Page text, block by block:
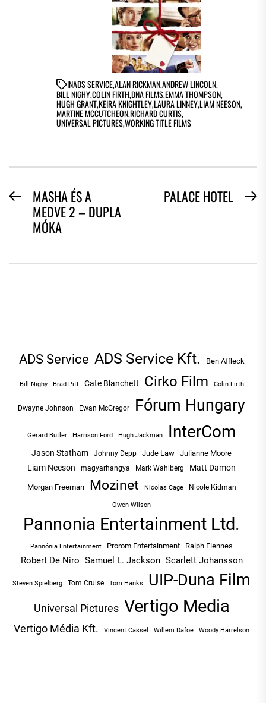
INADS SERVICE,ALAN RICKMAN,ANDREW LINCOLN,
BILL NIGHY,COLIN FIRTH,DNA FILMS,EMMA THOMPSON,
HUGH GRANT,KEIRA KNIGHTLEY,LAURA LINNEY,LIAM NEESON,
MARTINE MCCUTCHEON,RICHARD CURTIS,
UNIVERSAL PICTURES,WORKING TITLE FILMS
BEJEGYZÉS
NAVIGÁCIÓ
PreviousMASHA ÉS A
MEDVE 2 – DUPLA
MÓKA
PALACE HOTEL
ADS Service ADS Service Kft. Ben Affleck
Bill Nighy Brad Pitt Cate Blanchett Cirko Film Colin Firth
Dwayne Johnson Ewan McGregor Fórum Hungary
Gerard Butler Harrison Ford Hugh Jackman InterCom
Jason Statham Johnny Depp Jude Law Julianne Moore
Liam Neeson magyarhangya Mark Wahlberg Matt Damon
Morgan Freeman Mozinet Nicolas Cage Nicole Kidman
Owen Wilson
Pannonia Entertainment Ltd.
Pannónia Entertainment Prorom Entertainment Ralph Fiennes
Robert De Niro Samuel L. Jackson Scarlett Johansson
Steven Spielberg Tom Cruise Tom Hanks UIP-Duna Film
Universal Pictures Vertigo Media
Vertigo Média Kft. Vincent Cassel Willem Dafoe Woody Harrelson